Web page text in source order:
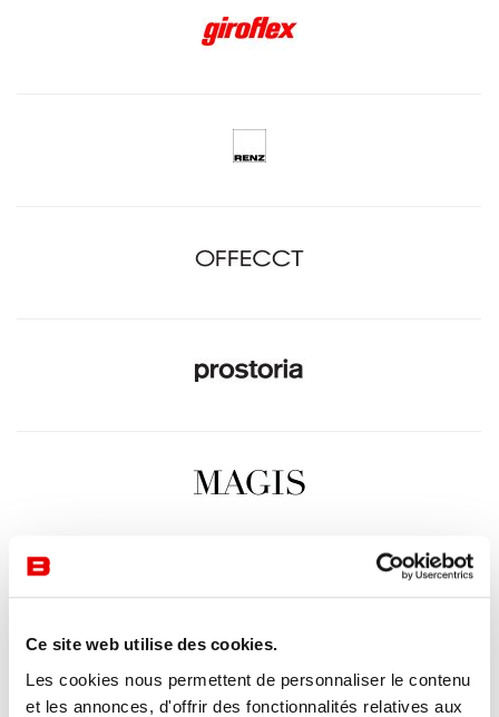
Ce site web utilise des cookies.
Les cookies nous permettent de personnaliser le contenu
et les annonces, d'offrir des fonctionnalités relatives aux